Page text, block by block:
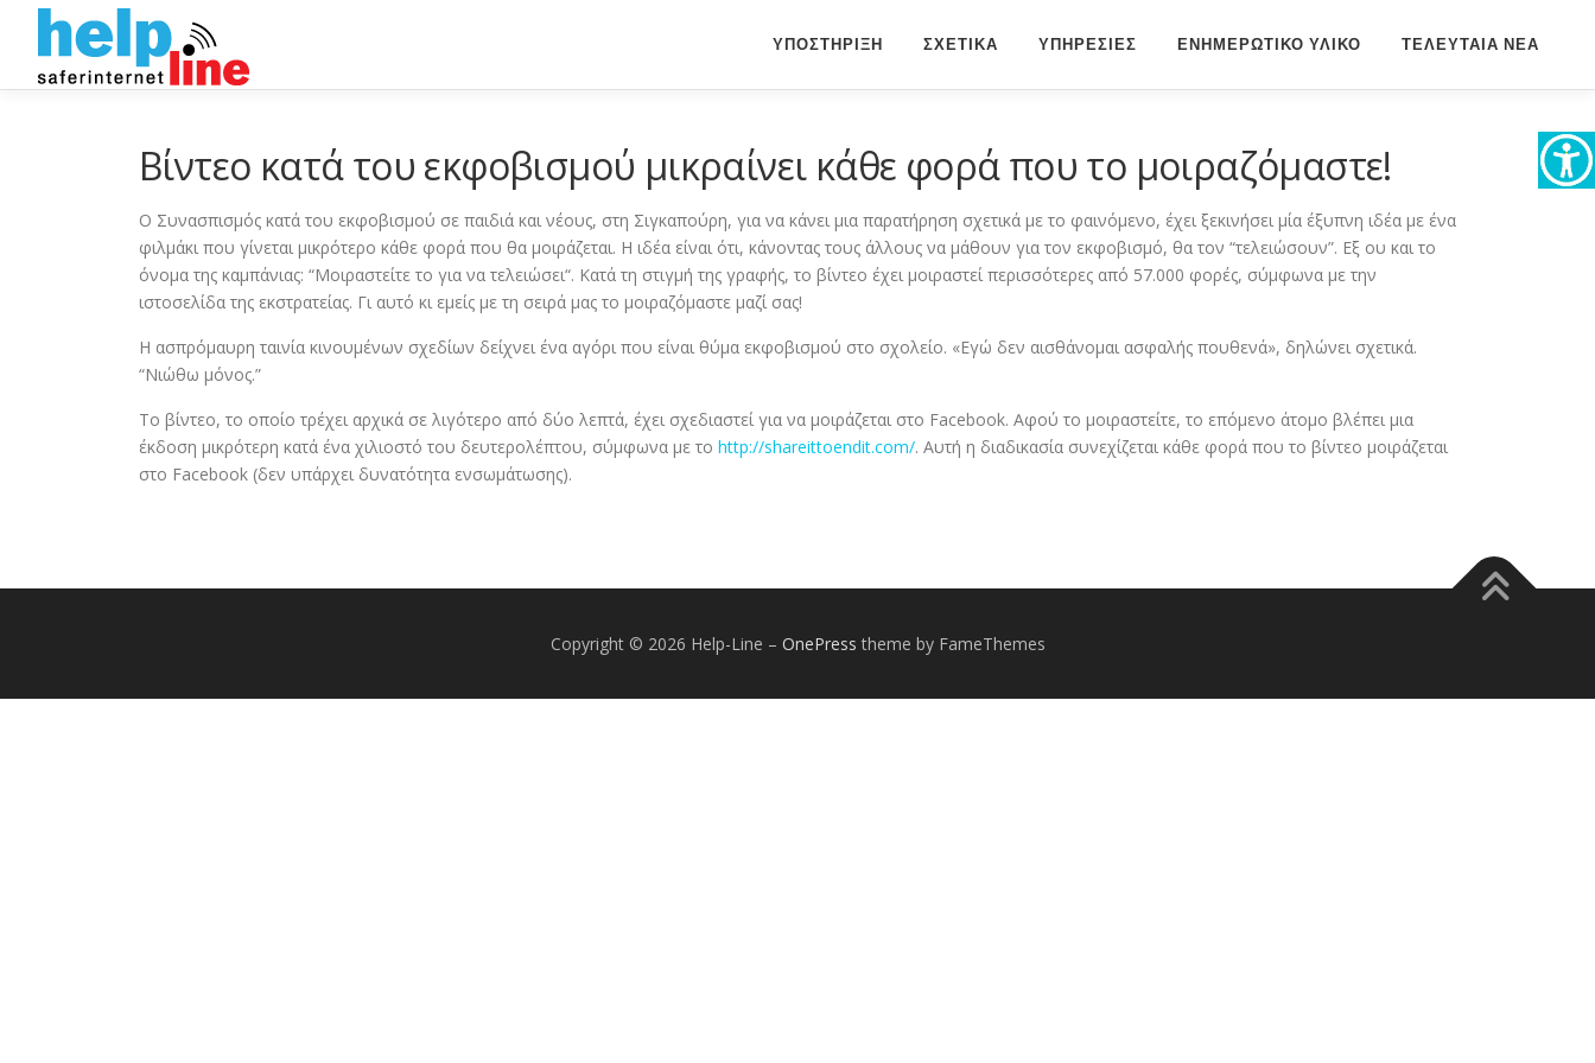
ΥΠΟΣΤΗΡΙΞΗ ΣΧΕΤΙΚΑ ΥΠΗΡΕΣΙΕΣ ΕΝΗΜΕΡΩΤΙΚΟ ΥΛΙΚΟ ΤΕΛΕΥΤΑΙΑ ΝΕΑ
Βίντεο κατά του εκφοβισμού μικραίνει κάθε φορά που το μοιραζόμαστε!
Ο Συνασπισμός κατά του εκφοβισμού σε παιδιά και νέους, στη Σιγκαπούρη, για να κάνει μια παρατήρηση σχετικά με το φαινόμενο, έχει ξεκινήσει μία έξυπνη ιδέα με ένα
φιλμάκι που γίνεται μικρότερο κάθε φορά που θα μοιράζεται. Η ιδέα είναι ότι, κάνοντας τους άλλους να μάθουν για τον εκφοβισμό, θα τον “τελειώσουν”. Εξ ου και το
όνομα της καμπάνιας: “Μοιραστείτε το για να τελειώσει“. Κατά τη στιγμή της γραφής, το βίντεο έχει μοιραστεί περισσότερες από 57.000 φορές, σύμφωνα με την
ιστοσελίδα της εκστρατείας. Γι αυτό κι εμείς με τη σειρά μας το μοιραζόμαστε μαζί σας!
Η ασπρόμαυρη ταινία κινουμένων σχεδίων δείχνει ένα αγόρι που είναι θύμα εκφοβισμού στο σχολείο. «Εγώ δεν αισθάνομαι ασφαλής πουθενά», δηλώνει σχετικά.
“Νιώθω μόνος.”
Το βίντεο, το οποίο τρέχει αρχικά σε λιγότερο από δύο λεπτά, έχει σχεδιαστεί για να μοιράζεται στο Facebook. Αφού το μοιραστείτε, το επόμενο άτομο βλέπει μια
έκδοση μικρότερη κατά ένα χιλιοστό του δευτερολέπτου, σύμφωνα με το http://shareittoendit.com/. Αυτή η διαδικασία συνεχίζεται κάθε φορά που το βίντεο μοιράζεται
στο Facebook (δεν υπάρχει δυνατότητα ενσωμάτωσης).
Copyright © 2026 Help-Line – OnePress theme by FameThemes